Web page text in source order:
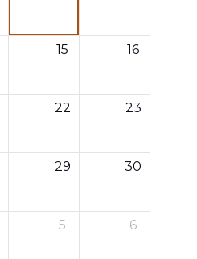
15 16
22 23
29 30
5 6